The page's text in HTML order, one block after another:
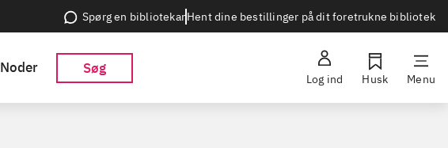
Spørg en bibliotekarHent dine bestillinger på dit foretrukne bibliotek
Noder Søg
Log ind Husk Menu